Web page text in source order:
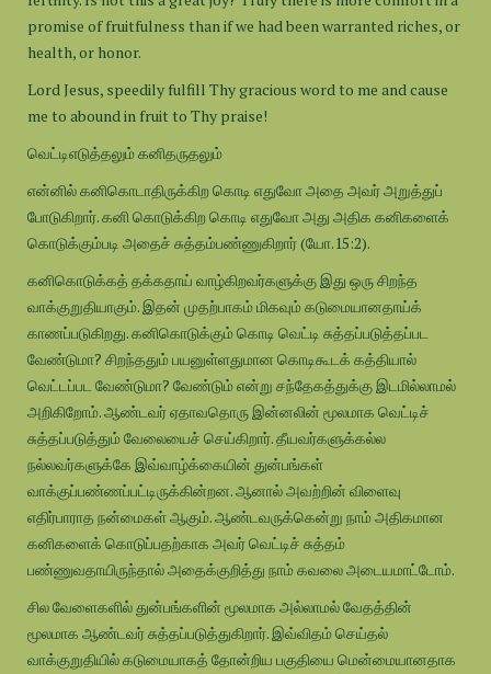
promise of fruitfulness than if we had been warranted riches, or
health, or honor.
Lord Jesus, speedily fulfill Thy gracious word to me and cause
me to abound in fruit to Thy praise!
வெட்டிஎடுத்தலும் கனிதருதலும்
என்னில் கனிகொடாதிருக்கிற கொடி எதுவோ அதை அவர் அறுத்துப்
போடுகிறார். கனி கொடுக்கிற கொடி எதுவோ அது அதிக கனிகளைக்
கொடுக்கும்படி அதைச் சுத்தம்பண்ணுகிறார் (யோ.15:2).
கனிகொடுக்கத் தக்கதாய் வாழ்கிறவர்களுக்கு இது ஒரு சிறந்த
வாக்குறுதியாகும். இதன் முதற்பாகம் மிகவும் கடுமையானதாய்க்
காணப்படுகிறது. கனிகொடுக்கும் கொடி வெட்டி சுத்தப்படுத்தப்பட
வேண்டுமா? சிறந்ததும் பயனுள்ளதுமான கொடிகூடக் கத்தியால்
வெட்டப்பட வேண்டுமா? வேண்டும் என்று சந்தேகத்துக்கு இடமில்லாமல்
அறிகிறோம். ஆண்டவர் ஏதாவதொரு இன்னலின் மூலமாக வெட்டிச்
சுத்தப்படுத்தும் வேலையைச் செய்கிறார். தீயவர்களுக்கல்ல
நல்லவர்களுக்கே இவ்வாழ்க்கையின் துன்பங்கள்
வாக்குப்பண்ணப்பட்டிருக்கின்றன. ஆனால் அவற்றின் விளைவு
எதிர்பாராத நன்மைகள் ஆகும். ஆண்டவருக்கென்று நாம் அதிகமான
கனிகளைக் கொடுப்பதற்காக அவர் வெட்டிச் சுத்தம்
பண்ணுவதாயிருந்தால் அதைக்குறித்து நாம் கவலை அடையமாட்டோம்.
சில வேளைகளில் துன்பங்களின் மூலமாக அல்லாமல் வேதத்தின்
மூலமாக ஆண்டவர் சுத்தப்படுத்துகிறார். இவ்விதம் செய்தல்
வாக்குறுதியில் கடுமையாகத் தோன்றிய பகுதியை மென்மையானதாக